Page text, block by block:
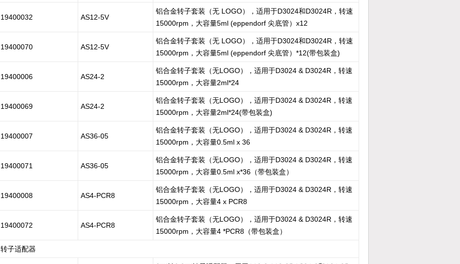
19400032 AS12-5V
铝合金转子套装（无 LOGO），适用于D3024和D3024R，转速
15000rpm，大容量5ml (eppendorf 尖底管）x12
19400070 AS12-5V
铝合金转子套装（无 LOGO），适用于D3024和D3024R，转速
15000rpm，大容量5ml (eppendorf 尖底管）*12(带包装盒)
19400006 AS24-2
铝合金转子套装（无LOGO），适用于D3024 & D3024R，转速
15000rpm，大容量2ml*24
19400069 AS24-2
铝合金转子套装（无LOGO），适用于D3024 & D3024R，转速
15000rpm，大容量2ml*24(带包装盒)
19400007 AS36-05
铝合金转子套装（无LOGO），适用于D3024 & D3024R，转速
15000rpm，大容量0.5ml x 36
19400071 AS36-05
铝合金转子套装（无LOGO），适用于D3024 & D3024R，转速
15000rpm，大容量0.5ml x*36（带包装盒）
19400008 AS4-PCR8
铝合金转子套装（无LOGO），适用于D3024 & D3024R，转速
15000rpm，大容量4 x PCR8
19400072 AS4-PCR8
铝合金转子套装（无LOGO），适用于D3024 & D3024R，转速
15000rpm，大容量4 *PCR8（带包装盒）
转子适配器